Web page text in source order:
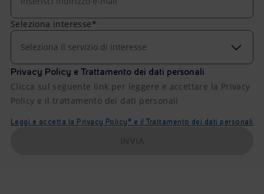
Seleziona interesse*
Seleziona il servizio di interesse
Privacy Policy e Trattamento dei dati personali
Clicca sul seguente link per leggere e accettare la Privacy
Policy e il trattamento dei dati personali
Leggi e accetta la Privacy Policy* e il Trattamento dei dati personali